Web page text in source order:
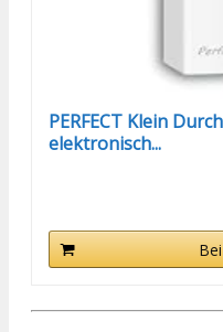
PERFECT Klein
elektronisch...